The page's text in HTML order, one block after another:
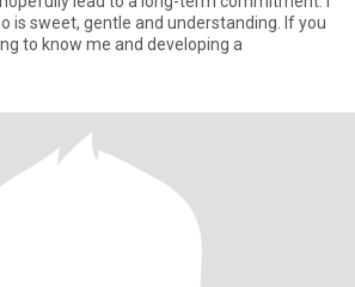
sweet, gentle and understanding. If you
to know me and developing a